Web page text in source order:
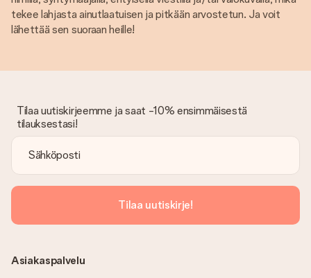
tekee lahjasta ainutlaatuisen ja pitkään arvostetun. Ja voit
lähettää sen suoraan heille!
Tilaa uutiskirjeemme ja saat -10% ensimmäisestä
tilauksestasi!
Tilaa uutiskirje!
Asiakaspalvelu